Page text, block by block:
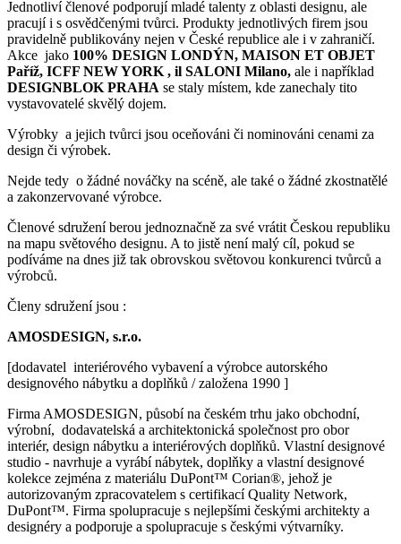
Jednotliví členové podporují mladé talenty z oblasti designu, ale
pracují i s osvědčenými tvůrci. Produkty jednotlivých firem jsou
pravidelně publikovány nejen v České republice ale i v zahraničí.
Akce jako 100% DESIGN LONDÝN, MAISON ET OBJET
Paříž, ICFF NEW YORK , il SALONI Milano, ale i například
DESIGNBLOK PRAHA se staly místem, kde zanechaly tito
vystavovatelé skvělý dojem.
Výrobky a jejich tvůrci jsou oceňováni či nominováni cenami za
design či výrobek.
Nejde tedy o žádné nováčky na scéně, ale také o žádné zkostnatělé
a zakonzervované výrobce.
Členové sdružení berou jednoznačně za své vrátit Českou republiku
na mapu světového designu. A to jistě není malý cíl, pokud se
podíváme na dnes již tak obrovskou světovou konkurenci tvůrců a
výrobců.
Členy sdružení jsou :
AMOSDESIGN, s.r.o.
[dodavatel interiérového vybavení a výrobce autorského
designového nábytku a doplňků / založena 1990 ]
Firma AMOSDESIGN, působí na českém trhu jako obchodní,
výrobní, dodavatelská a architektonická společnost pro obor
interiér, design nábytku a interiérových doplňků. Vlastní designové
studio - navrhuje a vyrábí nábytek, doplňky a vlastní designové
kolekce zejména z materiálu DuPont™ Corian®, jehož je
autorizovaným zpracovatelem s certifikací Quality Network,
DuPont™. Firma spolupracuje s nejlepšími českými architekty a
designéry a podporuje a spolupracu­je s českými výtvarníky.